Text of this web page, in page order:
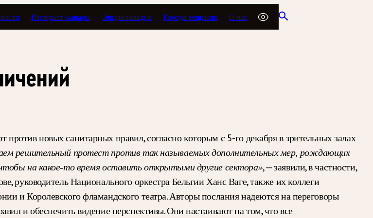
Интернет-каналы Энциклопедия Города вещания О нас
новых санитарных правил, согласно которым с 5-го декабря в зрительных залах
решительный протест против так называемых дополнительных мер, рождающих
на какое-то время оставить открытыми другие сектора», — заявили, в частности,
руководитель Национального оркестра Бельгии Ханс Ваге, также их коллеги
и Королевского фламандского театра. Авторы послания надеются на переговоры
и обеспечить видение перспективы. Они настаивают на том, что все